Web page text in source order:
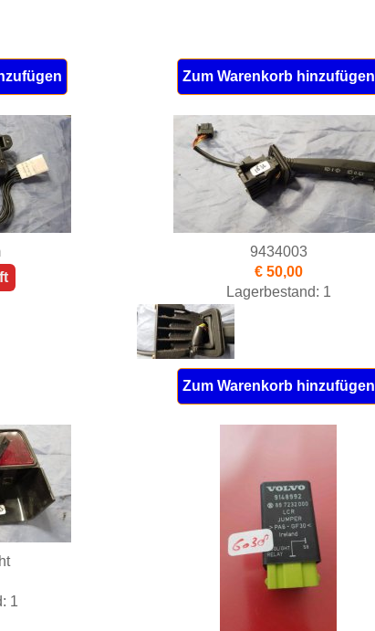
Zum Warenkorb hinzufügen
9434003
€ 50,00
Lagerbestand: 1
Zum Warenkorb hinzufügen
1